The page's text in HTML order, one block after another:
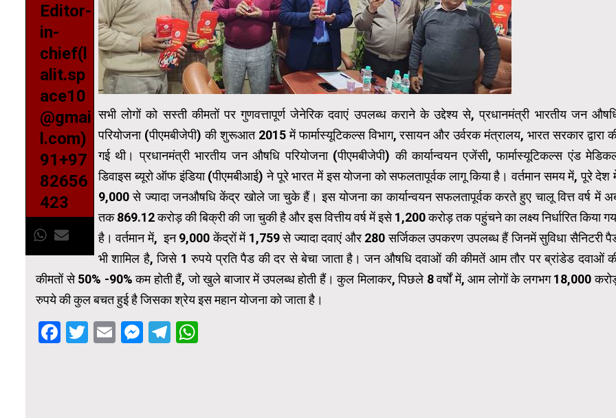
Editor-
in-
chief(l
alit.sp
ace10
@gmai
l.com)
91+97
82656
423
सभी लोगों को सस्ती कीमतों पर गुणवत्तापूर्ण जेनेरिक दवाएं उपलब्ध कराने के उद्देश्य से, प्रधानमंत्री भारतीय जन
परियोजना (पीएमबीजेपी) की शुरूआत 2015 में फार्मास्यूटिकल्स विभाग, रसायन और उर्वरक मंत्रालय, भारत सरकार द्वारा
गई थी। प्रधानमंत्री भारतीय जन औषधि परियोजना (पीएमबीजेपी) की कार्यान्वयन एजेंसी, फार्मास्यूटिकल्स एंड
डिवाइस ब्यूरो ऑफ इंडिया (पीएमबीआई) ने पूरे भारत में इस योजना को सफलतापूर्वक लागू किया है। वर्तमान समय में, पूरे देश
9,000 से ज्यादा जनऔषधि केंद्र खोले जा चुके हैं। इस योजना का कार्यान्वयन सफलतापूर्वक करते हुए चालू वित्त वर्ष में
तक 869.12 करोड़ की बिक्री की जा चुकी है और इस वित्तीय वर्ष में इसे 1,200 करोड़ तक पहुंचने का लक्ष्य निर्धारित किया
है। वर्तमान में, इन 9,000 केंद्रों में 1,759 से ज्यादा दवाएं और 280 सर्जिकल उपकरण उपलब्ध हैं जिनमें सुविधा सैनिटरी
भी शामिल है, जिसे 1 रुपये प्रति पैड की दर से बेचा जाता है। जन औषधि दवाओं की कीमतें आम तौर पर ब्रांडेड दवाओं
कीमतों से 50% -90% कम होती हैं, जो खुले बाजार में उपलब्ध होती हैं। कुल मिलाकर, पिछले 8 वर्षों में, आम लोगों के लगभग 18,000
रुपये की कुल बचत हुई है जिसका श्रेय इस महान योजना को जाता है।
Facebook
Twitter
EmailMessenger
Telegram